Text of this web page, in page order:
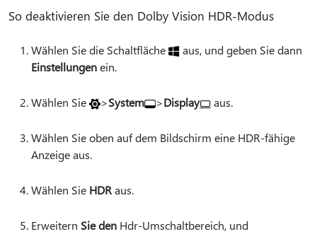
So deaktivieren Sie den Dolby Vision HDR-Modus
Wählen Sie die Schaltfläche
aus, und geben Sie dann
Einstellungenein.
Wählen Sie >System >Display aus.
Wählen Sie oben auf dem Bildschirm eine HDR-fähige
Anzeige aus.
Wählen Sie HDRaus.
Erweitern Sie den Hdr-Umschaltbereich, und